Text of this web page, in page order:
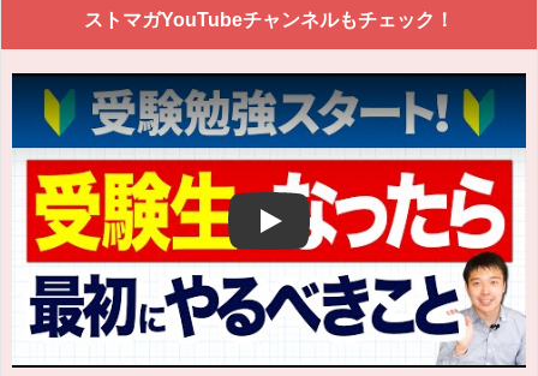
ストマガYouTubeチャンネルもチェック！
Play